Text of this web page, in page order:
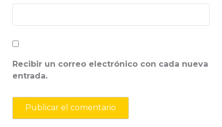
Recibir un correo electrónico con cada nueva
entrada.